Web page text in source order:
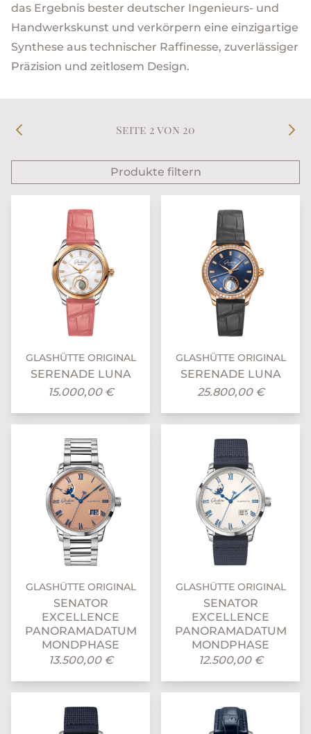
das Ergebnis bester deutscher Ingenieurs- und
Handwerkskunst und verkörpern eine einzigartige
Synthese aus technischer Raffinesse, zuverlässiger
Präzision und zeitlosem Design.
Seite 2 von 20
Produkte filtern
GLASHÜTTE ORIGINAL
SERENADE LUNA
15.000,00 €
GLASHÜTTE ORIGINAL
SERENADE LUNA
25.800,00 €
GLASHÜTTE ORIGINAL
SENATOR
EXCELLENCE
PANORAMADATUM
MONDPHASE
13.500,00 €
GLASHÜTTE ORIGINAL
SENATOR
EXCELLENCE
PANORAMADATUM
MONDPHASE
12.500,00 €